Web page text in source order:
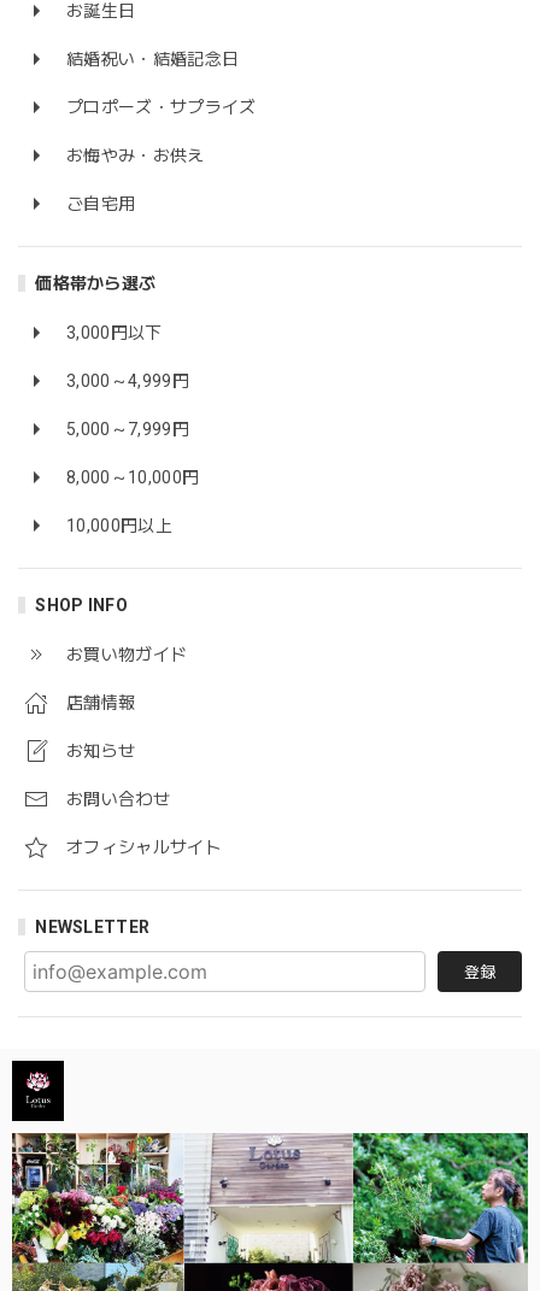
お誕生日
結婚祝い・結婚記念日
プロポーズ・サプライズ
お悔やみ・お供え
ご自宅用
価格帯から選ぶ
3,000円以下
3,000～4,999円
5,000～7,999円
8,000～10,000円
10,000円以上
SHOP INFO
お買い物ガイド
店舗情報
お知らせ
お問い合わせ
オフィシャルサイト
NEWSLETTER
登録